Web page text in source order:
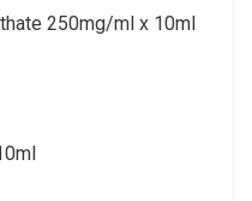
250mg/ml x 10ml